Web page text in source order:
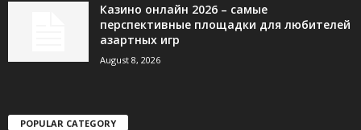
Казино онлайн 2026 – самые
перспективные площадки для любителей
азартных игр
August 8, 2026
POPULAR CATEGORY